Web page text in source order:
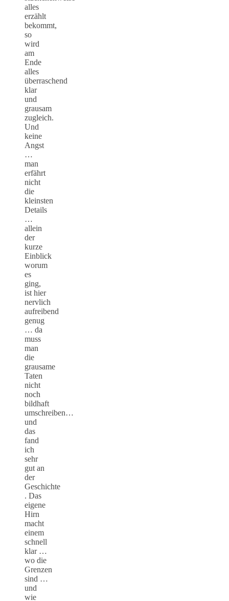
alles
erzählt
bekommt,
so
wird
am
Ende
alles
überraschend
klar
und
grausam
zugleich.
Und
keine
Angst
…
man
erfährt
nicht
die
kleinsten
Details
…
allein
der
kurze
Einblick
worum
es
ging,
ist hier
nervlich
aufreibend
genug
… da
muss
man
die
grausame
Taten
nicht
noch
bildhaft
umschreiben…
und
das
fand
ich
sehr
gut an
der
Geschichte
. Das
eigene
Hirn
macht
einem
schnell
klar …
wo die
Grenzen
sind …
und
wie